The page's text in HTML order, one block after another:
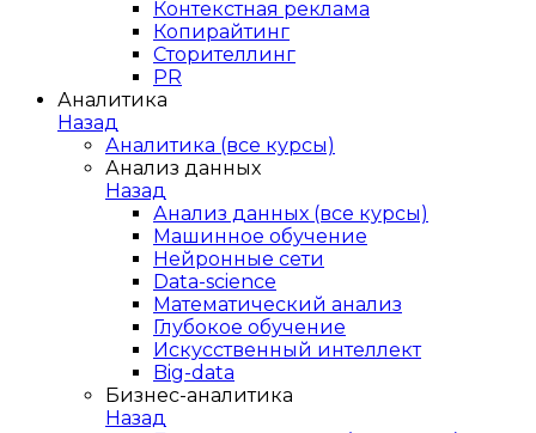
Контекстная реклама
Копирайтинг
Сторителлинг
PR
Аналитика
Назад
Аналитика (все курсы)
Анализ данных
Назад
Анализ данных (все курсы)
Машинное обучение
Нейронные сети
Data-science
Математический анализ
Глубокое обучение
Искусственный интеллект
Big-data
Бизнес-аналитика
Назад